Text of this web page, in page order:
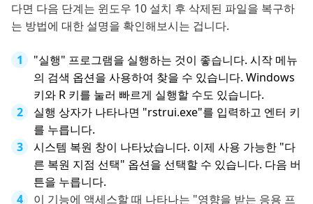
다면 다음 단계는 윈도우 10 설치 후 삭제된 파일을 복구하
는 방법에 대한 설명을 확인해보시는 겁니다.
"실행" 프로그램을 실행하는 것이 좋습니다. 시작 메뉴
의 검색 옵션을 사용하여 찾을 수 있습니다. Windows
키와 R 키를 눌러 빠르게 실행할 수도 있습니다.
실행 상자가 나타나면 "rstrui.exe"를 입력하고 엔터 키
를 누릅니다.
시스템 복원 창이 나타났습니다. 이제 사용 가능한 "다
른 복원 지점 선택" 옵션을 선택할 수 있습니다. 다음 버
튼을 누릅니다.
이 기능에 액세스할 때 나타나는 "영향을 받는 응용 프